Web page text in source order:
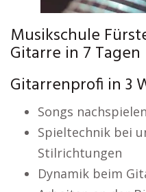
Musikschule
Gitarre in 7 Tagen
Gitarrenprofi in 3
Songs
Spieltechnik bei
Stilrichtungen
Dynamik beim